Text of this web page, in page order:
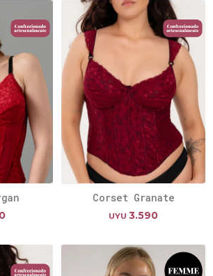
Corset Granate
UYU 3.590